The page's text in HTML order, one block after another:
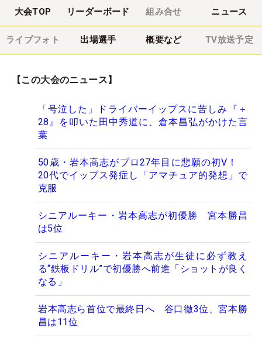
大会TOP リーダーボード 組み合せ ニュース
ライブフォト 出場選手 概要など TV放送予定
【この大会のニュース】
「号泣した」ドライバーイップスに苦しみ『＋
28』を叩いた田中秀道に、倉本昌弘がかけた言
葉
50歳・岩本高志がプロ27年目に悲願の初V！
20代でイップス発症し「アマチュア的発想」で
克服
シニアルーキー・岩本高志が初優勝 宮本勝昌
は5位
シニアルーキー・岩本高志が生徒に必ず教え
る“鉄板ドリル”で初優勝へ前進「ショットが良く
なる」
岩本高志ら首位で最終日へ 谷口徹3位、宮本勝
昌は11位